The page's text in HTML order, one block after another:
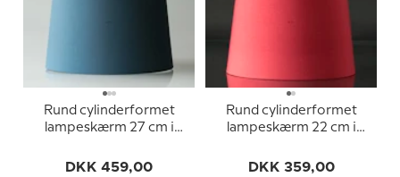
Rund cylinderformet
lampeskærm 27 cm i
DKK 459,00
Rund cylinderformet
lampeskærm 22 cm i
DKK 359,00